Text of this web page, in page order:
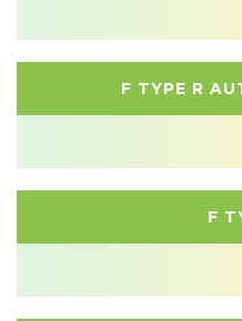
F TYPE R
F